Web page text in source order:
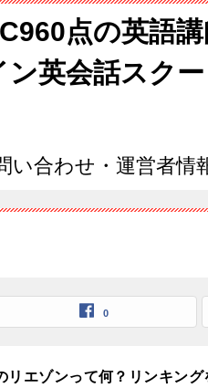
点の英語
ン英会話スクー
い合わせ・運営者情
0
リエゾンって何？リンキン